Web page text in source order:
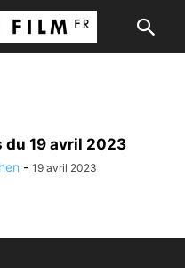
du 19 avril 2023
- 19 avril 2023